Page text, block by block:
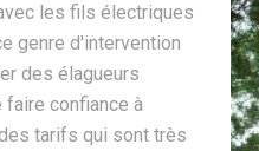
les fils électriques
genre d'intervention
des élagueurs
confiance à
tarifs qui sont très